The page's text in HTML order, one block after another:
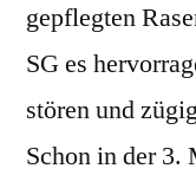
gepflegten
SG es
stören und
Schon in der 3.